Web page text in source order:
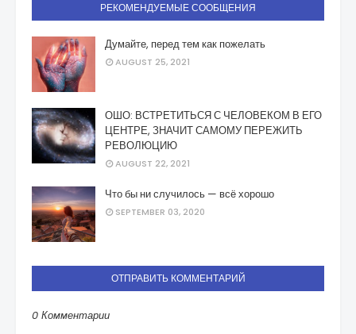
РЕКОМЕНДУЕМЫЕ СООБЩЕНИЯ
Думайте, перед тем как пожелать
AUGUST 25, 2021
ОШО: ВСТРЕТИТЬСЯ С ЧЕЛОВЕКОМ В ЕГО
ЦЕНТРЕ, ЗНАЧИТ САМОМУ ПЕРЕЖИТЬ
РЕВОЛЮЦИЮ
AUGUST 22, 2021
Что бы ни случилось — всё хорошо
SEPTEMBER 03, 2020
ОТПРАВИТЬ КОММЕНТАРИЙ
0 Комментарии